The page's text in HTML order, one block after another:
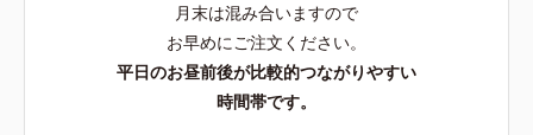
月末は混み合いますので
お早めにご注文ください。
平日のお昼前後が比較的つながりやすい
時間帯です。